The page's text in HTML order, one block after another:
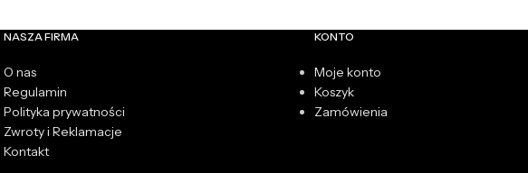
NASZA FIRMA
O nas
Regulamin
Polityka prywatności
Zwroty i Reklamacje
Kontakt
KONTO
Moje konto
Koszyk
Zamówienia